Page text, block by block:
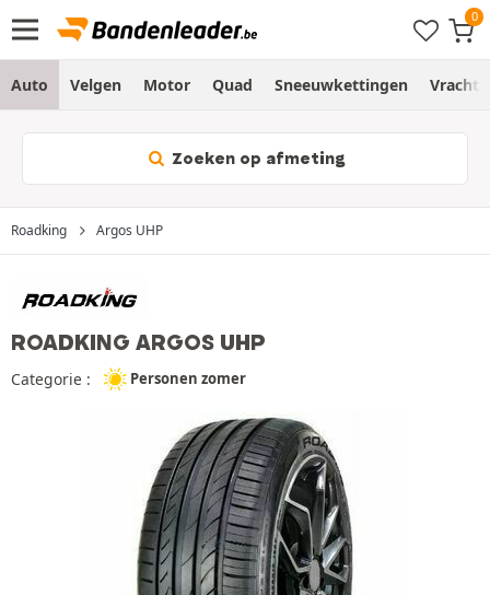
Auto Velgen Motor Quad Sneeuwkettingen
Zoeken op afmeting
Roadking Argos UHP
ROADKING ARGOS UHP
Categorie : Personen zomer